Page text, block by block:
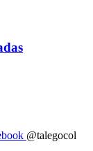
@talegocol